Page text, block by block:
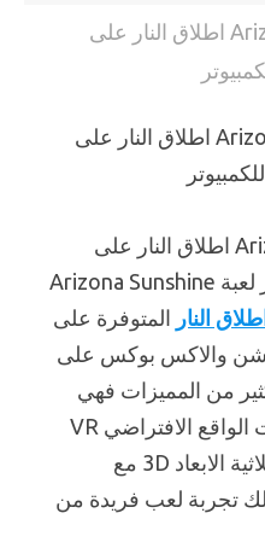
تحميل لعبة Arizona Sunshine اطلاق النار على
الزومبي VR للكمبيوتر، تعتبر لعبة Arizona Sunshine
النار المتوفرة على
والاكس بوكس على
من المميزات فهي
تمتلك امكانية العرض بتقنيات الواقع الافتراضي VR
والتى تضمن تقنيات عرض ثلاثية الابعاد 3D مع
لك تجربة لعب فريدة من